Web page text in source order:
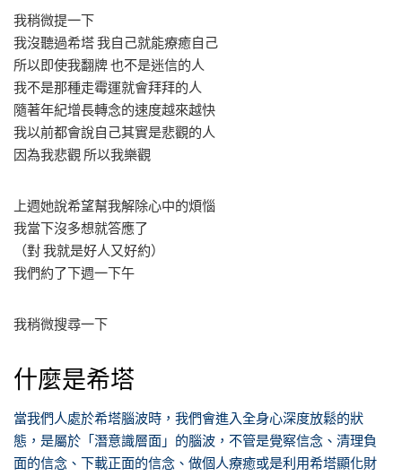
我稍微提一下
我沒聽過希塔 我自己就能療癒自己
所以即使我翻牌 也不是迷信的人
我不是那種走霉運就會拜拜的人
隨著年紀增長轉念的速度越來越快
我以前都會說自己其實是悲觀的人
因為我悲觀 所以我樂觀
上週她說希望幫我解除心中的煩惱
我當下沒多想就答應了
（對 我就是好人又好約）
我們約了下週一下午
我稍微搜尋一下
什麼是希塔
當我們人處於希塔腦波時，我們會進入全身心深度放鬆的狀
態，是屬於「潛意識層面」的腦波，不管是覺察信念、清理負
面的信念、下載正面的信念、做個人療癒或是利用希塔顯化財